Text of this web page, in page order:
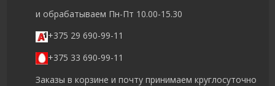
и обрабатываем Пн-Пт 10.00-15.30
+375 29 690-99-11
+375 33 690-99-11
Заказы в корзине и почту принимаем круглосуточно